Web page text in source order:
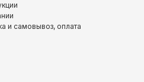
и самовывоз, оплата